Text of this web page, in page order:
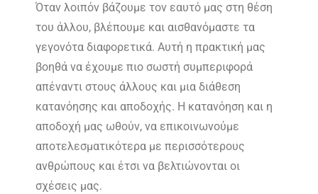
Όταν λοιπόν βάζουμε τον εαυτό μας στη θέση
του άλλου, βλέπουμε και αισθανόμαστε τα
γεγονότα διαφορετικά. Αυτή η πρακτική μας
βοηθά να έχουμε πιο σωστή συμπεριφορά
απέναντι στους άλλους και μια διάθεση
κατανόησης και αποδοχής. Η κατανόηση και η
αποδοχή μας ωθούν, να επικοινωνούμε
αποτελεσματικότερα με περισσότερους
ανθρώπους και έτσι να βελτιώνονται οι
σχέσεις μας.